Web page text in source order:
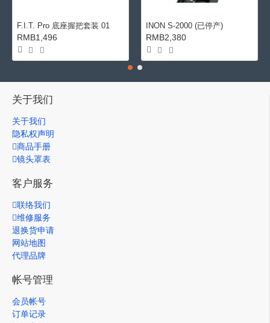
F.I.T. Pro 底座握把套装 01
RMB1,496
INON S-2000 (已停产)
RMB2,380
关于我们
关于我们
隐私权声明
商品手册
镜头罩表
客户服务
联络我们
维修服务
退换货申请
网站地图
代理品牌
帐号管理
会员帐号
订单记录